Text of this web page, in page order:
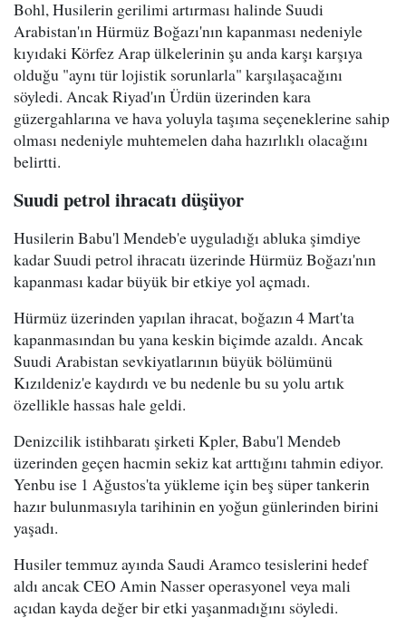
Bohl, Husilerin gerilimi artırması halinde Suudi
Arabistan'ın Hürmüz Boğazı'nın kapanması nedeniyle
kıyıdaki Körfez Arap ülkelerinin şu anda karşı karşıya
olduğu "aynı tür lojistik sorunlarla" karşılaşacağını
söyledi. Ancak Riyad'ın Ürdün üzerinden kara
güzergahlarına ve hava yoluyla taşıma seçeneklerine sahip
olması nedeniyle muhtemelen daha hazırlıklı olacağını
belirtti.
Suudi petrol ihracatı düşüyor
Husilerin Babu'l Mendeb'e uyguladığı abluka şimdiye
kadar Suudi petrol ihracatı üzerinde Hürmüz Boğazı'nın
kapanması kadar büyük bir etkiye yol açmadı.
Hürmüz üzerinden yapılan ihracat, boğazın 4 Mart'ta
kapanmasından bu yana keskin biçimde azaldı. Ancak
Suudi Arabistan sevkiyatlarının büyük bölümünü
Kızıldeniz'e kaydırdı ve bu nedenle bu su yolu artık
özellikle hassas hale geldi.
Denizcilik istihbaratı şirketi Kpler, Babu'l Mendeb
üzerinden geçen hacmin sekiz kat arttığını tahmin ediyor.
Yenbu ise 1 Ağustos'ta yükleme için beş süper tankerin
hazır bulunmasıyla tarihinin en yoğun günlerinden birini
yaşadı.
Husiler temmuz ayında Saudi Aramco tesislerini hedef
aldı ancak CEO Amin Nasser operasyonel veya mali
açıdan kayda değer bir etki yaşanmadığını söyledi.